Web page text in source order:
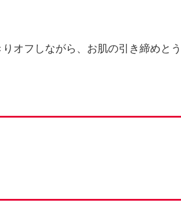
オフしながら、お肌の引き締めとう